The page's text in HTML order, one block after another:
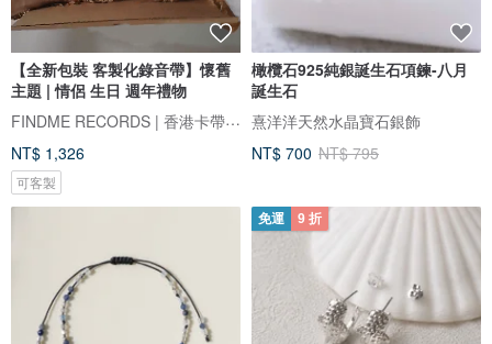
【全新包裝 客製化錄音帶】懷舊
主題 | 情侶 生日 週年禮物
FINDME RECORDS | 香港卡帶唱片生活店
NT$ 1,326
可客製
橄欖石925純銀誕生石項鍊-八月
誕生石
熹洋洋天然水晶寶石銀飾
NT$ 700 NT$ 795
免運 9 折